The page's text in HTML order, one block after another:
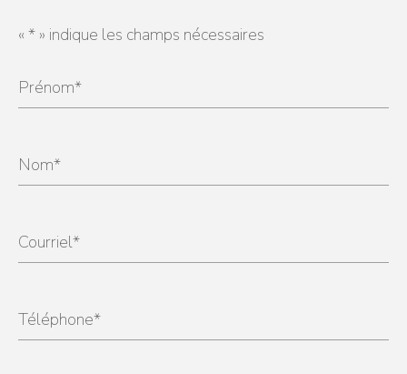
« * » indique les champs nécessaires